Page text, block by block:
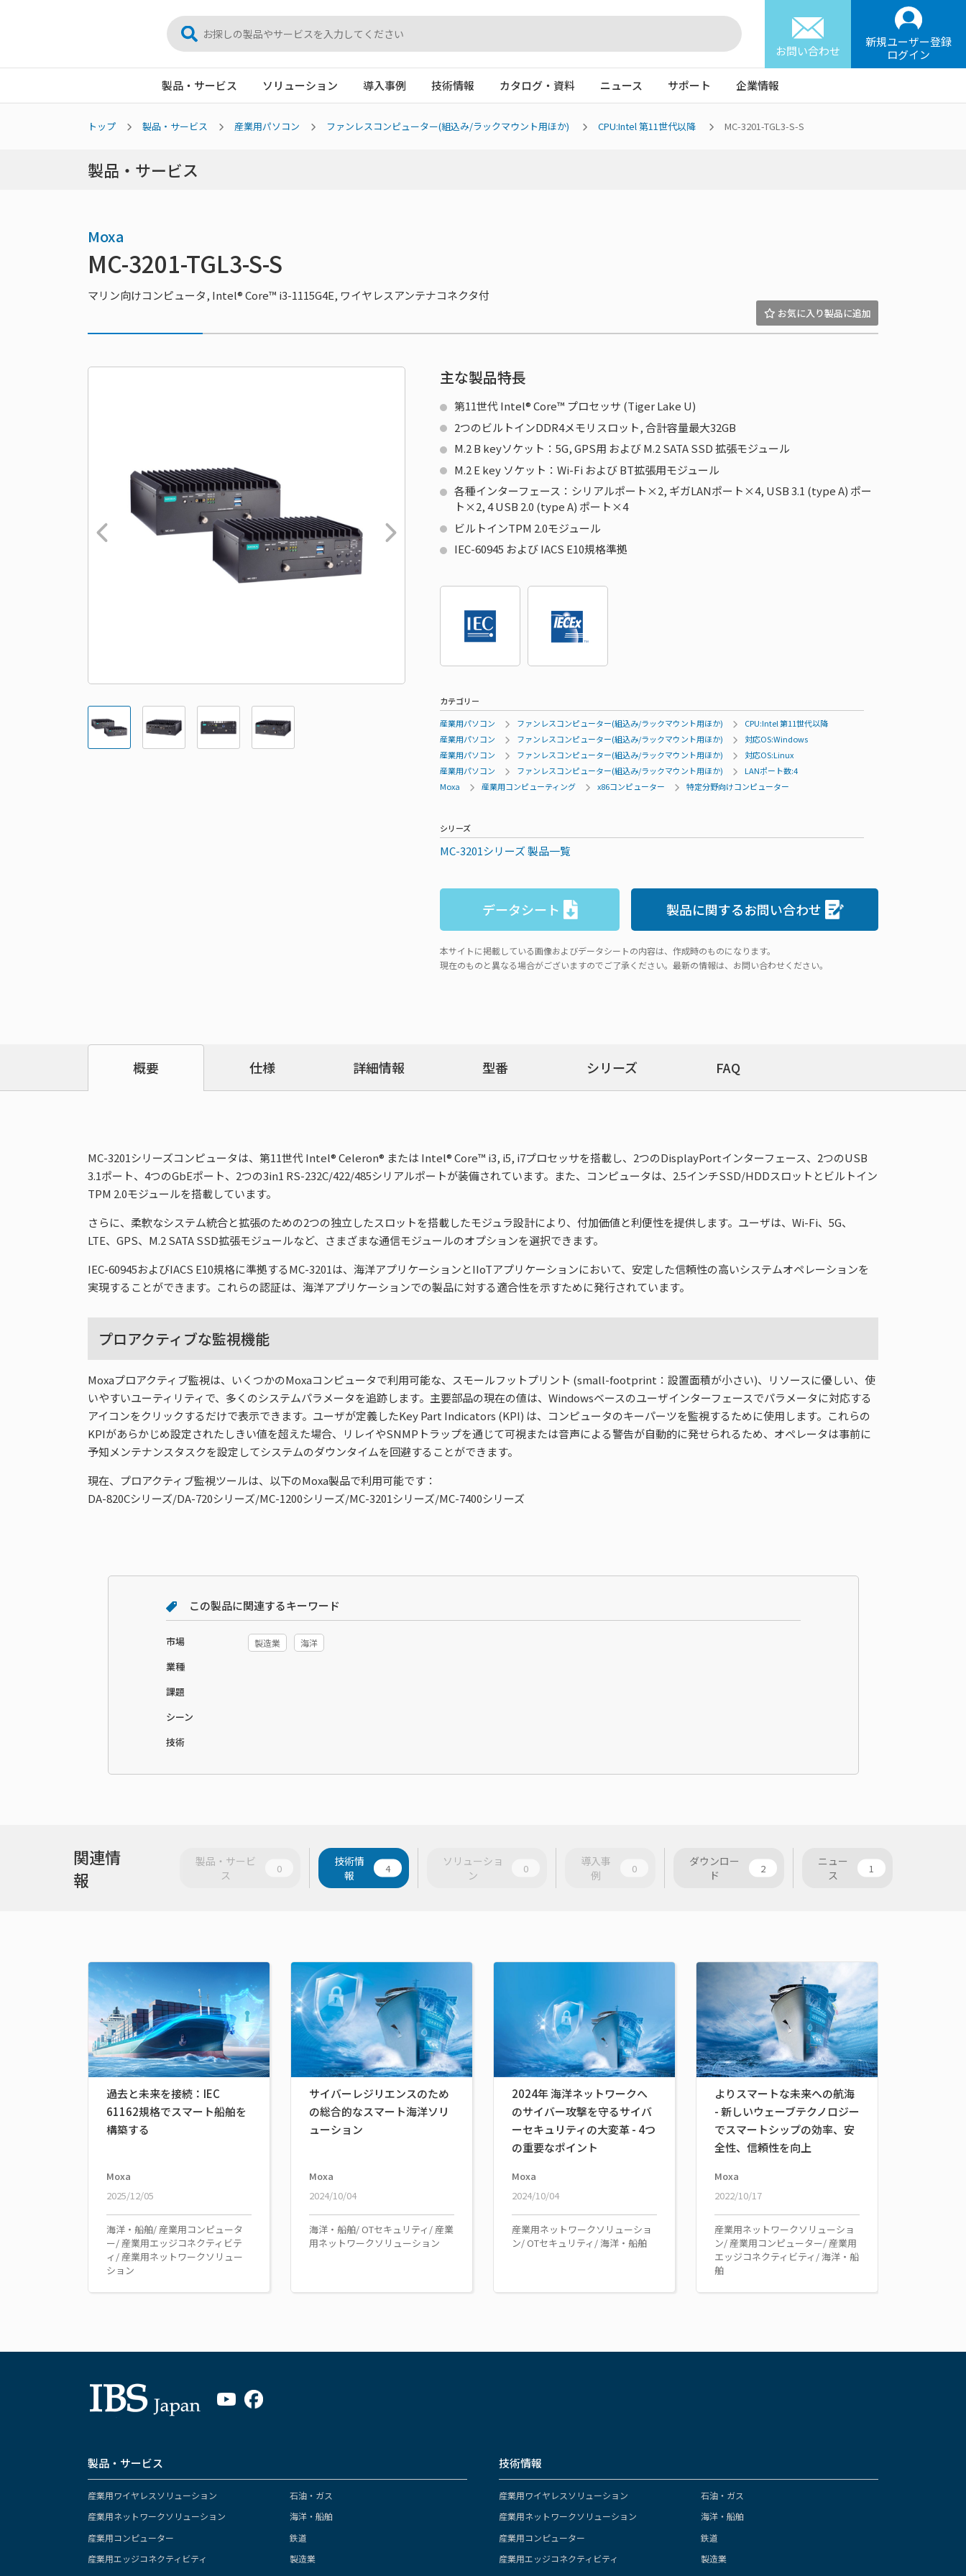
お問い合わせ
新規ユーザー登録
ログイン
製品・サービス ソリューション 導入事例 技術情報 カタログ・資料 ニュース サポート 企業情報
トップ 製品・サービス 産業用パソコン ファンレスコンピューター(組込み/ラックマウント用ほか) CPU:Intel 第11世代以降 MC-3201-TGL3-S-S
製品・サービス
Moxa
MC-3201-TGL3-S-S
マリン向けコンピュータ, Intel® Core™ i3-1115G4E, ワイヤレスアンテナコネクタ付
主な製品特長
第11世代 Intel® Core™ プロセッサ (Tiger Lake U)
2つのビルトインDDR4メモリスロット, 合計容量最大32GB
M.2 B keyソケット：5G, GPS用 および M.2 SATA SSD 拡張モジュール
M.2 E key ソケット：Wi-Fi および BT拡張用モジュール
各種インターフェース：シリアルポート×2, ギガLANポート×4, USB 3.1 (type A) ポー
ト×2, 4 USB 2.0 (type A) ポート×4
ビルトインTPM 2.0モジュール
IEC-60945 および IACS E10規格準拠
カテゴリー
産業用パソコン
ファンレスコンピューター(組込み/ラックマウント用ほか)
CPU:Intel 第11世代以降
産業用パソコン
ファンレスコンピューター(組込み/ラックマウント用ほか)
対応OS:Windows
産業用パソコン
ファンレスコンピューター(組込み/ラックマウント用ほか)
対応OS:Linux
産業用パソコン
ファンレスコンピューター(組込み/ラックマウント用ほか)
LANポート数:4
Moxa
産業用コンピューティング x86コンピューター 特定分野向けコンピューター
シリーズ
MC-3201シリーズ 製品一覧
データシート 製品に関するお問い合わせ
本サイトに掲載している画像およびデータシートの内容は、作成時のものになります。
現在のものと異なる場合がございますのでご了承ください。最新の情報は、お問い合わせください。
概要 仕様 詳細情報 型番 シリーズ FAQ
MC-3201シリーズコンピュータは、第11世代 Intel® Celeron® または Intel® Core™ i3, i5, i7プロセッサを搭載し、2つのDisplayPortインターフェース、2つのUSB
3.1ポート、4つのGbEポート、2つの3in1 RS-232C/422/485シリアルポートが装備されています。また、コンピュータは、2.5インチSSD/HDDスロットとビルトイン
TPM 2.0モジュールを搭載しています。
さらに、柔軟なシステム統合と拡張のための2つの独立したスロットを搭載したモジュラ設計により、付加価値と利便性を提供します。ユーザは、Wi-Fi、5G、
LTE、GPS、M.2 SATA SSD拡張モジュールなど、さまざまな通信モジュールのオプションを選択できます。
IEC-60945およびIACS E10規格に準拠するMC-3201は、海洋アプリケーションとIIoTアプリケーションにおいて、安定した信頼性の高いシステムオペレーションを
実現することができます。これらの認証は、海洋アプリケーションでの製品に対する適合性を示すために発行されています。
プロアクティブな監視機能
Moxaプロアクティブ監視は、いくつかのMoxaコンピュータで利用可能な、スモールフットプリント (small-footprint：設置面積が小さい)、リソースに優しい、使
いやすいユーティリティで、多くのシステムパラメータを追跡します。主要部品の現在の値は、Windowsベースのユーザインターフェースでパラメータに対応する
アイコンをクリックするだけで表示できます。ユーザが定義したKey Part Indicators (KPI) は、コンピュータのキーパーツを監視するために使用します。これらの
KPIがあらかじめ設定されたしきい値を超えた場合、リレイやSNMPトラップを通じて可視または音声による警告が自動的に発せられるため、オペレータは事前に
予知メンテナンスタスクを設定してシステムのダウンタイムを回避することができます。
現在、プロアクティブ監視ツールは、以下のMoxa製品で利用可能です：
DA-820Cシリーズ/DA-720シリーズ/MC-1200シリーズ/MC-3201シリーズ/MC-7400シリーズ
この製品に関連するキーワード
市場 製造業 海洋
業種
課題
シーン
技術
関連情
報
製品・サービ
ス
0
技術情
報
4
ソリューショ
ン
0
導入事
例
0
ダウンロー
ド
2
ニュー
ス
1
過去と未来を接続：IEC
61162規格でスマート船舶を
構築する
Moxa
2025/12/05
海洋・船舶/ 産業用コンピュータ
ー/ 産業用エッジコネクティビテ
ィ/ 産業用ネットワークソリュー
ション
サイバーレジリエンスのため
の総合的なスマート海洋ソリ
ューション
Moxa
2024/10/04
海洋・船舶/ OTセキュリティ/ 産業
用ネットワークソリューション
2024年 海洋ネットワークへ
のサイバー攻撃を守るサイバ
ーセキュリティの大変革 - 4つ
の重要なポイント
Moxa
2024/10/04
産業用ネットワークソリューショ
ン/ OTセキュリティ/ 海洋・船舶
よりスマートな未来への航海
- 新しいウェーブテクノロジー
でスマートシップの効率、安
全性、信頼性を向上
Moxa
2022/10/17
産業用ネットワークソリューショ
ン/ 産業用コンピューター/ 産業用
エッジコネクティビティ/ 海洋・船
舶
製品・サービス
産業用ワイヤレスソリューション
産業用ネットワークソリューション
産業用コンピューター
産業用エッジコネクティビティ
石油・ガス
海洋・船舶
鉄道
製造業
技術情報
産業用ワイヤレスソリューション
産業用ネットワークソリューション
産業用コンピューター
産業用エッジコネクティビティ
石油・ガス
海洋・船舶
鉄道
製造業